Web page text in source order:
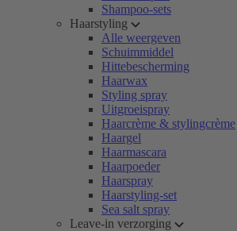
Shampoo-sets
Haarstyling
Alle weergeven
Schuimmiddel
Hittebescherming
Haarwax
Styling spray
Uitgroeispray
Haarcrème & stylingcrème
Haargel
Haarmascara
Haarpoeder
Haarspray
Haarstyling-set
Sea salt spray
Leave-in verzorging